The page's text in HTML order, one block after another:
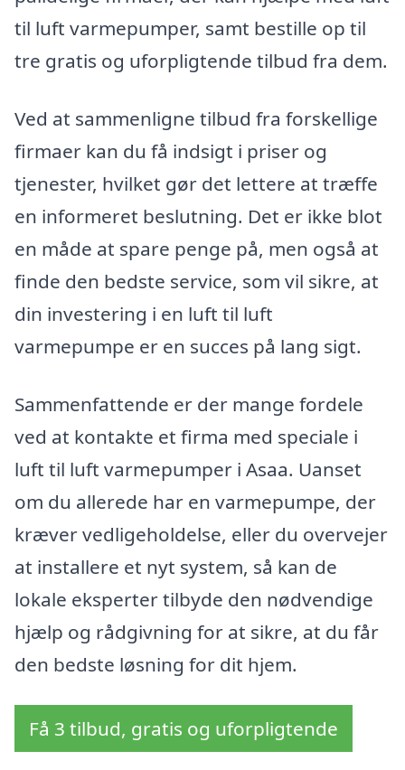
til luft varmepumper, samt bestille op til
tre gratis og uforpligtende tilbud fra dem.
Ved at sammenligne tilbud fra forskellige
firmaer kan du få indsigt i priser og
tjenester, hvilket gør det lettere at træffe
en informeret beslutning. Det er ikke blot
en måde at spare penge på, men også at
finde den bedste service, som vil sikre, at
din investering i en luft til luft
varmepumpe er en succes på lang sigt.
Sammenfattende er der mange fordele
ved at kontakte et firma med speciale i
luft til luft varmepumper i Asaa. Uanset
om du allerede har en varmepumpe, der
kræver vedligeholdelse, eller du overvejer
at installere et nyt system, så kan de
lokale eksperter tilbyde den nødvendige
hjælp og rådgivning for at sikre, at du får
den bedste løsning for dit hjem.
Få 3 tilbud, gratis og uforpligtende